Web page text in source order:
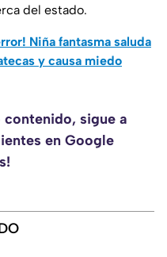
del estado.
Niña fantasma saluda
y causa miedo
contenido, sigue a
en Google